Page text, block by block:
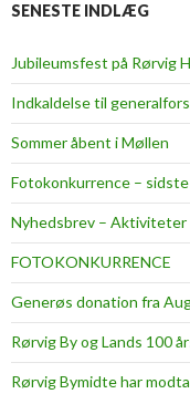
SENESTE INDLÆG
Jubileumsfest på Rørvig
Indkaldelse til
Sommer åbent i Møllen
Fotokonkurrence –
Nyhedsbrev – Aktiviteter
FOTOKONKURRENCE
Generøs donation fra
Rørvig By og Lands 100
Rørvig Bymidte har